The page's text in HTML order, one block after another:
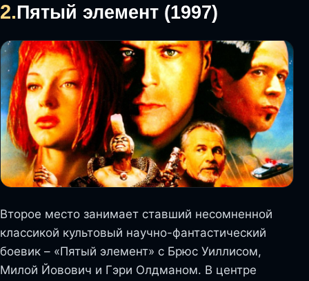
2.Пятый элемент (1997)
Второе место занимает ставший несомненной
классикой культовый научно-фантастический
боевик – «Пятый элемент» с Брюс Уиллисом,
Милой Йовович и Гэри Олдманом. В центре